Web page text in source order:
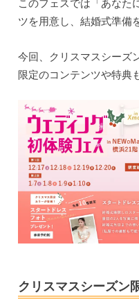
このフェスでは「あなた
ツを用意し、結婚式準備
今回、クリスマスシーズ
限定のコンテンツや特典
クリスマスシーズン